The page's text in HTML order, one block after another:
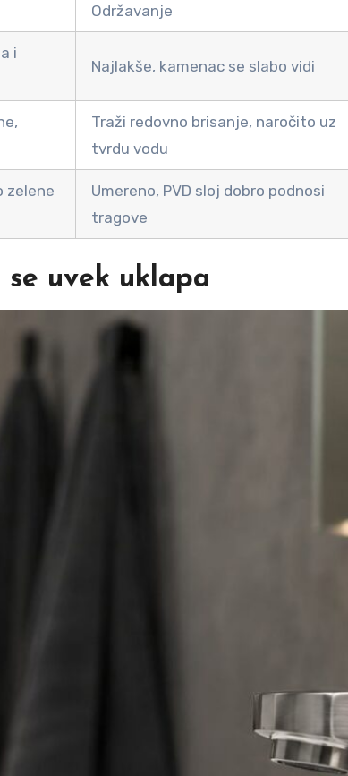
Održavanje
i
Najlakše, kamenac se slabo vidi
Traži redovno brisanje, naročito uz
tvrdu vodu
zelene
Umereno, PVD sloj dobro podnosi
tragove
uvek uklapa